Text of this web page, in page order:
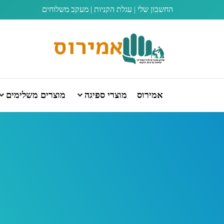
החשבון שלי | עגלת הקניות | מעקב משלוחים
אמירוס מוצרי ספיגה מוצרים משלימים